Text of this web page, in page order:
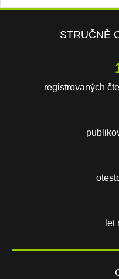
STRUČNĚ
registrovaných
let